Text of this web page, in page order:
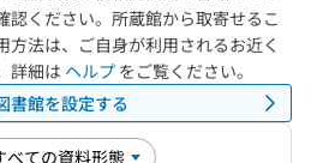
認ください。所蔵館から取寄せるこ
方法は、ご自身が利用されるお近く
詳細は ヘルプ をご覧ください。
書館を設定する